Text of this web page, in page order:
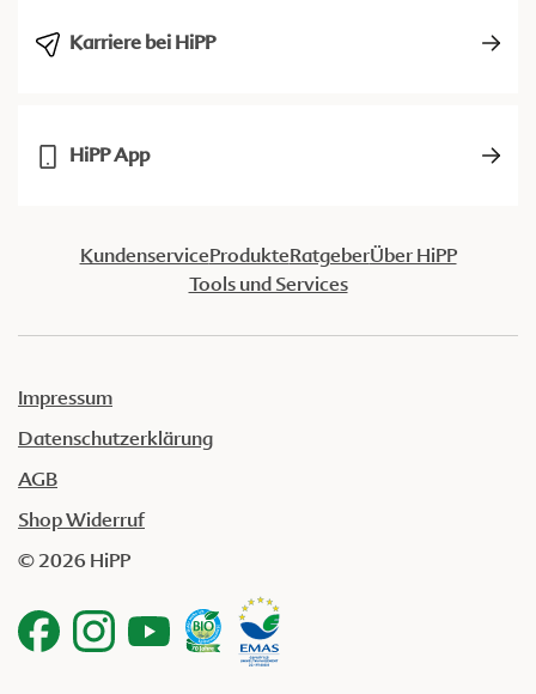
Karriere bei HiPP
HiPP App
KundenserviceProdukteRatgeberÜber HiPP
Tools und Services
Impressum
Datenschutzerklärung
AGB
Shop Widerruf
© 2026 HiPP